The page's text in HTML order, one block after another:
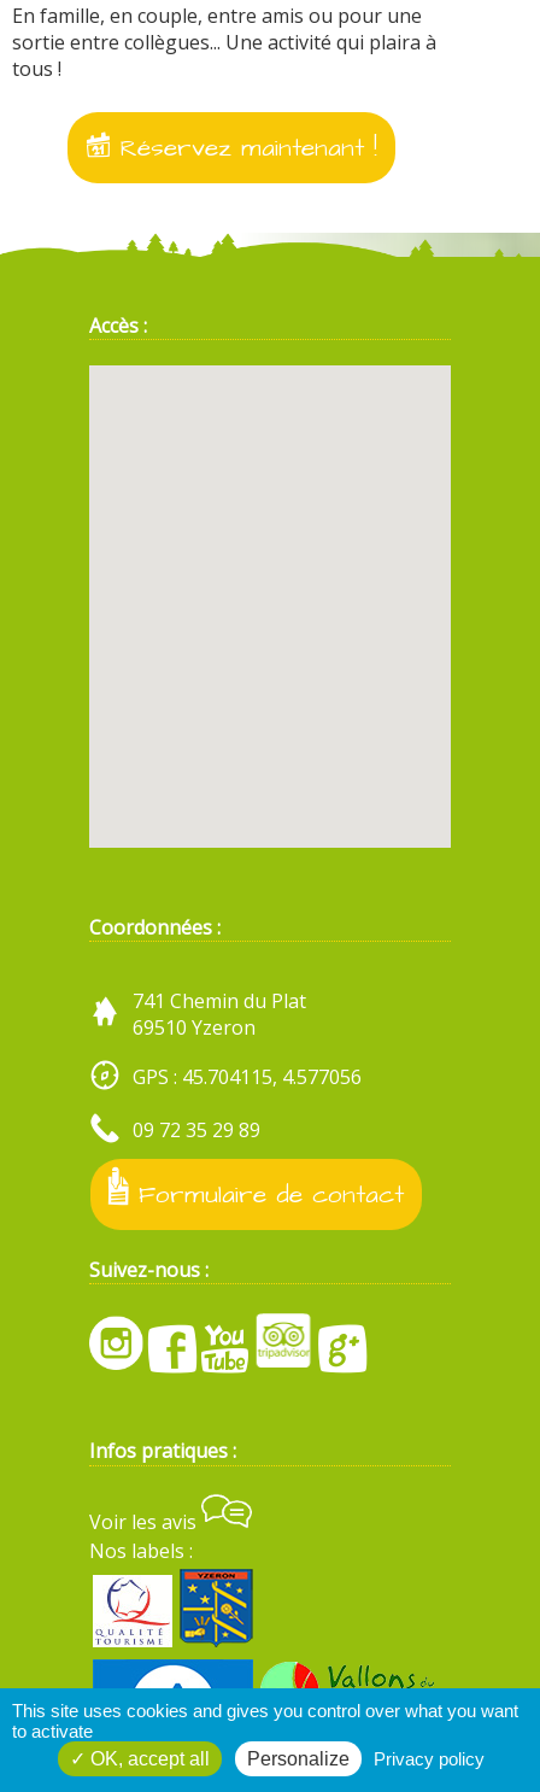
En famille, en couple, entre amis ou pour une
sortie entre collègues... Une activité qui plaira à
tous !
Réservez maintenant !
Accès :
Coordonnées :
741 Chemin du Plat
69510 Yzeron
GPS : 45.704115, 4.577056
09 72 35 29 89
Formulaire de contact
Suivez-nous :
Infos pratiques :
Voir les avis
Nos labels :
This site uses cookies and gives you control over what you want
to activate
OK, accept all
Personalize Privacy policy